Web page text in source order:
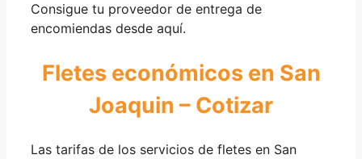
Consigue tu proveedor de entrega de
encomiendas desde aquí.
Fletes económicos en San
Joaquin – Cotizar
Las tarifas de los servicios de fletes en San